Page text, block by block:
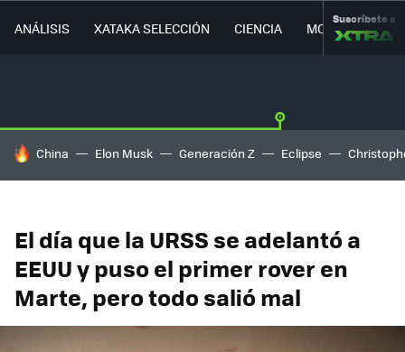
ANÁLISIS XATAKA SELECCIÓN CIENCIA MOVILIDAD
Suscríbete a
HOY SE HABLA DE
China Elon Musk Generación Z Eclipse
El día que la URSS se adelantó a
EEUU y puso el primer rover en
Marte, pero todo salió mal